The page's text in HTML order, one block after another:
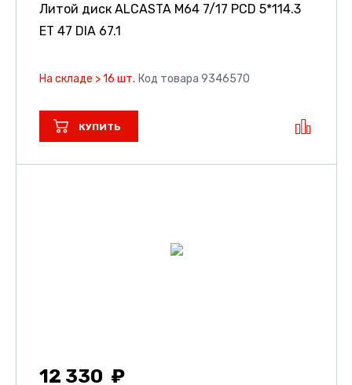
Литой диск ALCASTA M64 7/17 PCD 5*114.3
ET 47 DIA 67.1
На складе > 16 шт. Код товара 9346570
КУПИТЬ
12 330